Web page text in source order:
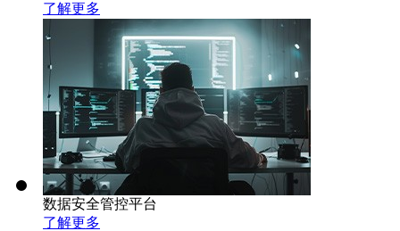
了解更多
数据安全管控平台
了解更多